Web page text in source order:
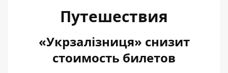
Путешествия
«Укрзалізниця» снизит
стоимость билетов